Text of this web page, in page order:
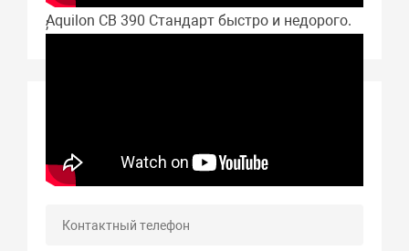
;Aquilon CB 390 Стандарт быстро и недорого.